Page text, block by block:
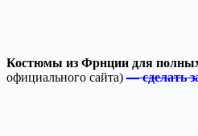
Костюмы из Фрнции для
официального сайта)— сделать